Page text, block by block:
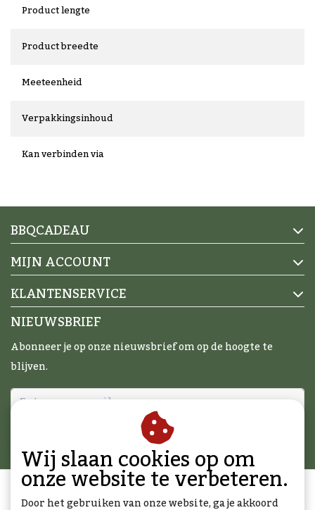
Product lengte
Product breedte
Meeteenheid
Verpakkingsinhoud
Kan verbinden via
BBQCADEAU
MIJN ACCOUNT
KLANTENSERVICE
NIEUWSBRIEF
Abonneer je op onze nieuwsbrief om op de hoogte te
blijven.
Wij slaan cookies op om
onze website te verbeteren.
Door het gebruiken van onze website, ga je akkoord